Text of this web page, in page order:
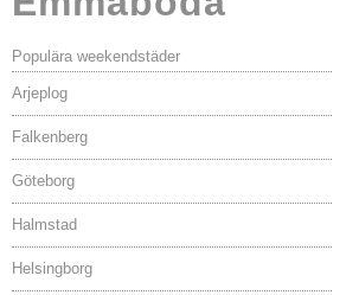
Populära weekendstäder
Arjeplog
Falkenberg
Göteborg
Halmstad
Helsingborg